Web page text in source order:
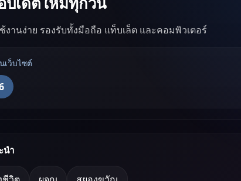
านง่าย รองรับทั้งมือถือ แท็บเล็ต และคอมพิวเตอร์
เว็บไซต์
นำ